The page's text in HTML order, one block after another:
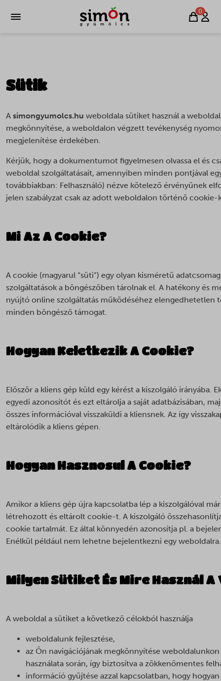
0
Sütik
A simongyumolcs.hu weboldala sütiket használ a
megkönnyítése, a weboldalon végzett tevékenység
megjelenítése érdekében.
Kérjük, hogy a dokumentumot figyelmesen olvassa el és
weboldal szolgáltatásait, amennyiben minden pontjával
továbbiakban: Felhasználó) nézve kötelező érvényűnek
jelen szabályzat csak az adott weboldalon történő cookie-
Mi Az A Cookie?
A cookie (magyarul “süti”) egy olyan kisméretű
szolgáltatások a böngészőben tárolnak el. A hatékony és
nyújtó online szolgáltatás működéséhez elengedhetetlen
minden böngésző támogat.
Hogyan Keletkezik A Cookie?
Először a kliens gép küld egy kérést a kiszolgáló irányába.
egyedi azonosítót és ezt eltárolja a saját adatbázisában,
összes információval visszaküldi a kliensnek. Az így
eltárolódik a kliens gépen.
Hogyan Hasznosul A Cookie?
Amikor a kliens gép újra kapcsolatba lép a kiszolgálóval
létrehozott és eltárolt cookie-t. A kiszolgáló
cookie tartalmát. Ez által könnyedén azonosítja pl. a
Enélkül például nem lehetne bejelentkezni egy weboldalra.
Milyen Sütiket És Mire Használ A
A weboldal a sütiket a következő célokból használja
weboldalunk fejlesztése,
az Ön navigációjának megkönnyítése
használata során, így biztosítva a zökkenőmentes
információ gyűjtése azzal kapcsolatban, hogy